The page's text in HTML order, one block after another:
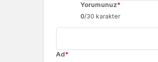
Yorumunuz*
0/30 karakter
Ad*